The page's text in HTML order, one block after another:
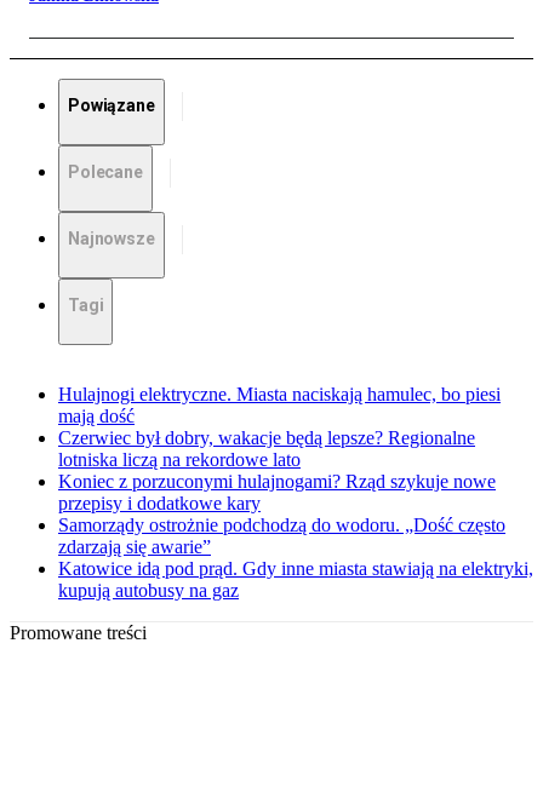
Powiązane
Polecane
Najnowsze
Tagi
Hulajnogi elektryczne. Miasta naciskają hamulec, bo piesi
mają dość
Czerwiec był dobry, wakacje będą lepsze? Regionalne
lotniska liczą na rekordowe lato
Koniec z porzuconymi hulajnogami? Rząd szykuje nowe
przepisy i dodatkowe kary
Samorządy ostrożnie podchodzą do wodoru. „Dość często
zdarzają się awarie”
Katowice idą pod prąd. Gdy inne miasta stawiają na elektryki,
kupują autobusy na gaz
Promowane treści